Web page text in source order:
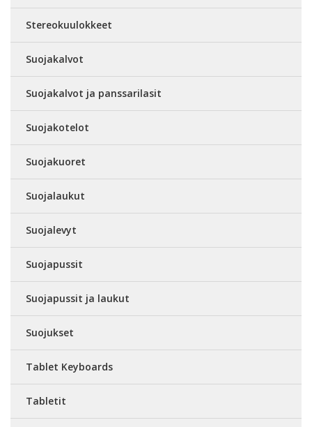
Stereokuulokkeet
Suojakalvot
Suojakalvot ja panssarilasit
Suojakotelot
Suojakuoret
Suojalaukut
Suojalevyt
Suojapussit
Suojapussit ja laukut
Suojukset
Tablet Keyboards
Tabletit